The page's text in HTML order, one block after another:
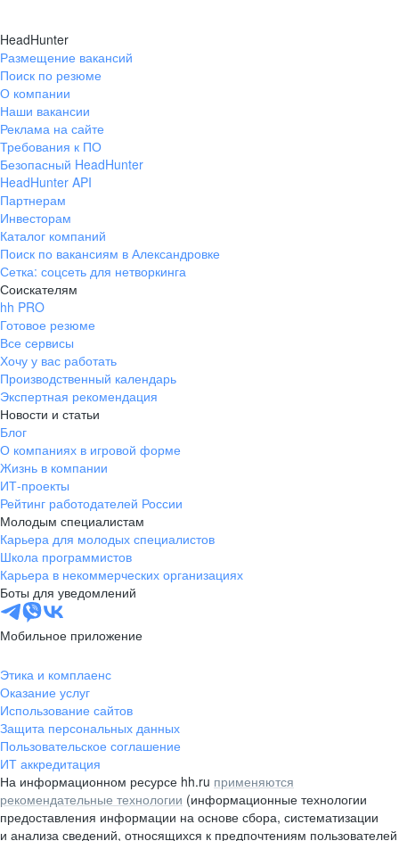
HeadHunter
Размещение вакансий
Поиск по резюме
О компании
Наши вакансии
Реклама на сайте
Требования к ПО
Безопасный HeadHunter
HeadHunter API
Партнерам
Инвесторам
Каталог компаний
Поиск по вакансиям в Александровке
Сетка: соцсеть для нетворкинга
Соискателям
hh PRO
Готовое резюме
Все сервисы
Хочу у вас работать
Производственный календарь
Экспертная рекомендация
Новости и статьи
Блог
О компаниях в игровой форме
Жизнь в компании
ИТ-проекты
Рейтинг работодателей России
Молодым специалистам
Карьера для молодых специалистов
Школа программистов
Карьера в некоммерческих организациях
Боты для уведомлений
Мобильное приложение
Этика и комплаенс
Оказание услуг
Использование сайтов
Защита персональных данных
Пользовательское соглашение
ИТ аккредитация
На информационном ресурсе hh.ru применяются
рекомендательные технологии (информационные технологии
предоставления информации на основе сбора, систематизации
и анализа сведений, относящихся к предпочтениям пользователей